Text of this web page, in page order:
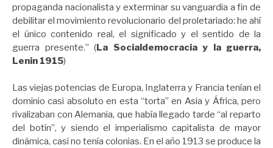
propaganda nacionalista y exterminar su vanguardia a fin de
debilitar el movimiento revolucionario del proletariado: he ahí
el único contenido real, el significado y el sentido de la
guerra presente.” (La Socialdemocracia y la guerra,
Lenin 1915)
Las viejas potencias de Europa, Inglaterra y Francia tenían el
dominio casi absoluto en esta “torta” en Asia y África, pero
rivalizaban con Alemania, que había llegado tarde “al reparto
del botín”, y siendo el imperialismo capitalista de mayor
dinámica, casi no tenía colonias. En el año 1913 se produce la